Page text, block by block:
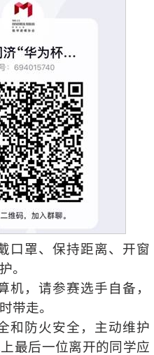
口罩、保持距离、开窗
。
机，请参赛选手自备，
带走。
和防火安全，主动维护
最后一位离开的同学应